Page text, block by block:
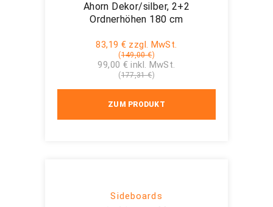
Ahorn Dekor/silber, 2+2
Ordnerhöhen 180 cm
83,19 € zzgl. MwSt.
(149,00 €)
99,00 € inkl. MwSt.
(177,31 €)
ZUM PRODUKT
Sideboards